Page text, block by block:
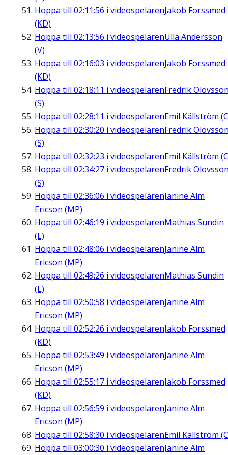
Hoppa till 02:11:56 i videospelarenJakob Forssmed
(KD)
Hoppa till 02:13:56 i videospelarenUlla Andersson
(V)
Hoppa till 02:16:03 i videospelarenJakob Forssmed
(KD)
Hoppa till 02:18:11 i videospelarenFredrik
(S)
Hoppa till 02:28:11 i videospelarenEmil Källström
Hoppa till 02:30:20 i videospelarenFredrik
(S)
Hoppa till 02:32:23 i videospelarenEmil Källström
Hoppa till 02:34:27 i videospelarenFredrik
(S)
Hoppa till 02:36:06 i videospelarenJanine Alm
Ericson (MP)
Hoppa till 02:46:19 i videospelarenMathias Sundin
(L)
Hoppa till 02:48:06 i videospelarenJanine Alm
Ericson (MP)
Hoppa till 02:49:26 i videospelarenMathias Sundin
(L)
Hoppa till 02:50:58 i videospelarenJanine Alm
Ericson (MP)
Hoppa till 02:52:26 i videospelarenJakob Forssmed
(KD)
Hoppa till 02:53:49 i videospelarenJanine Alm
Ericson (MP)
Hoppa till 02:55:17 i videospelarenJakob Forssmed
(KD)
Hoppa till 02:56:59 i videospelarenJanine Alm
Ericson (MP)
Hoppa till 02:58:30 i videospelarenEmil Källström
Hoppa till 03:00:30 i videospelarenJanine Alm